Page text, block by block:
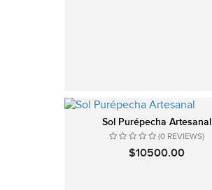
Sol Purépecha Artesanal
(0 REVIEWS)
$10500.00